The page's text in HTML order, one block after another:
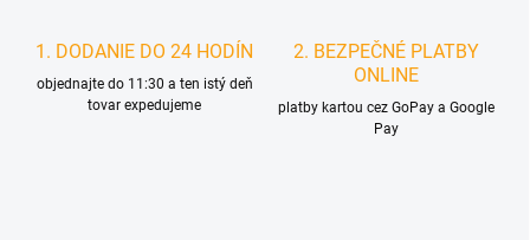
1. DODANIE DO 24 HODÍN
objednajte do 11:30 a ten istý deň
tovar expedujeme
2. BEZPEČNÉ PLATBY
ONLINE
platby kartou cez GoPay a Google
Pay